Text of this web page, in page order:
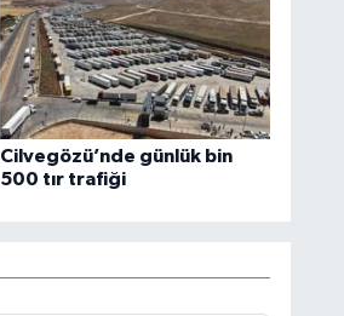
Cilvegözü’nde günlük bin
500 tır trafiği